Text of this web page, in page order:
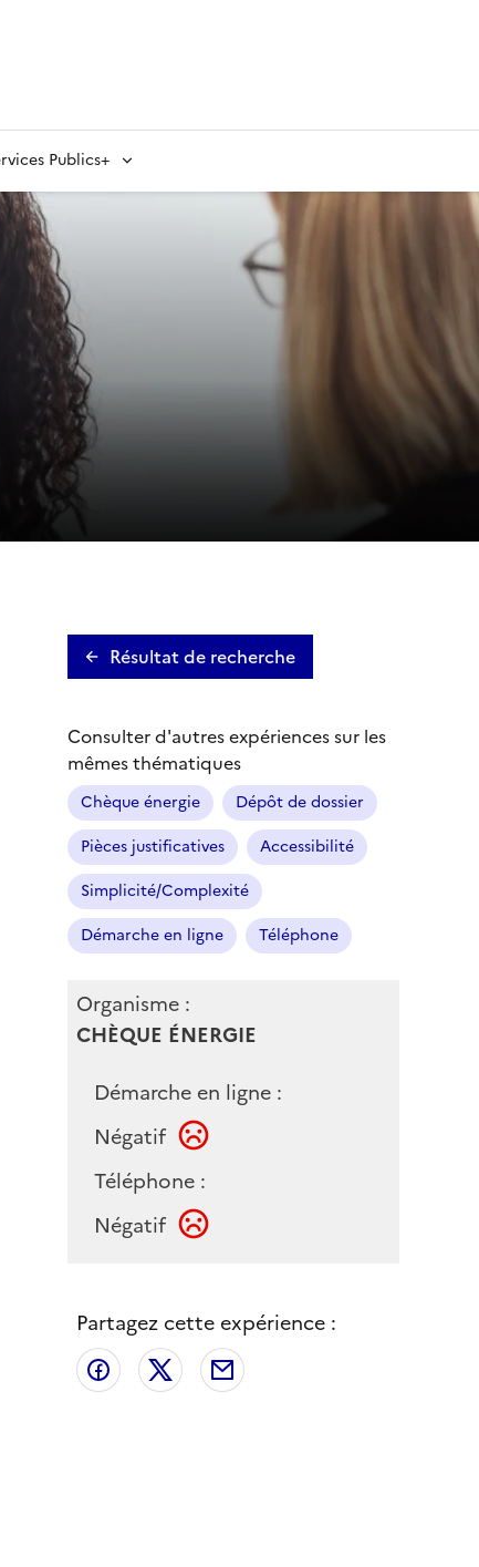
Publics+
Résultat de recherche
Consulter d'autres expériences sur les
mêmes thématiques
Chèque énergie
Dépôt de dossier
Pièces justificatives
Accessibilité
Simplicité/Complexité
Démarche en ligne
Téléphone
Organisme :
CHÈQUE ÉNERGIE
Démarche en ligne :
Négatif
Téléphone :
Négatif
Partagez cette expérience :
Partager sur Facebook
Partager sur X